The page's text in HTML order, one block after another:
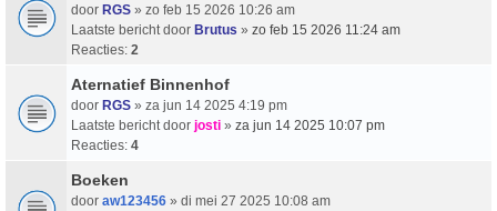
door RGS » zo feb 15 2026 10:26 am
Laatste bericht door Brutus » zo feb 15 2026 11:24 am
Reacties: 2
Aternatief Binnenhof
door RGS » za jun 14 2025 4:19 pm
Laatste bericht door josti » za jun 14 2025 10:07 pm
Reacties: 4
Boeken
door aw123456 » di mei 27 2025 10:08 am